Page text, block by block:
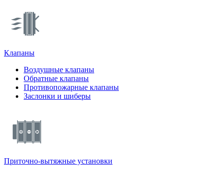
Клапаны
Воздушные клапаны
Обратные клапаны
Противопожарные клапаны
Заслонки и шиберы
Приточно-вытяжные установки